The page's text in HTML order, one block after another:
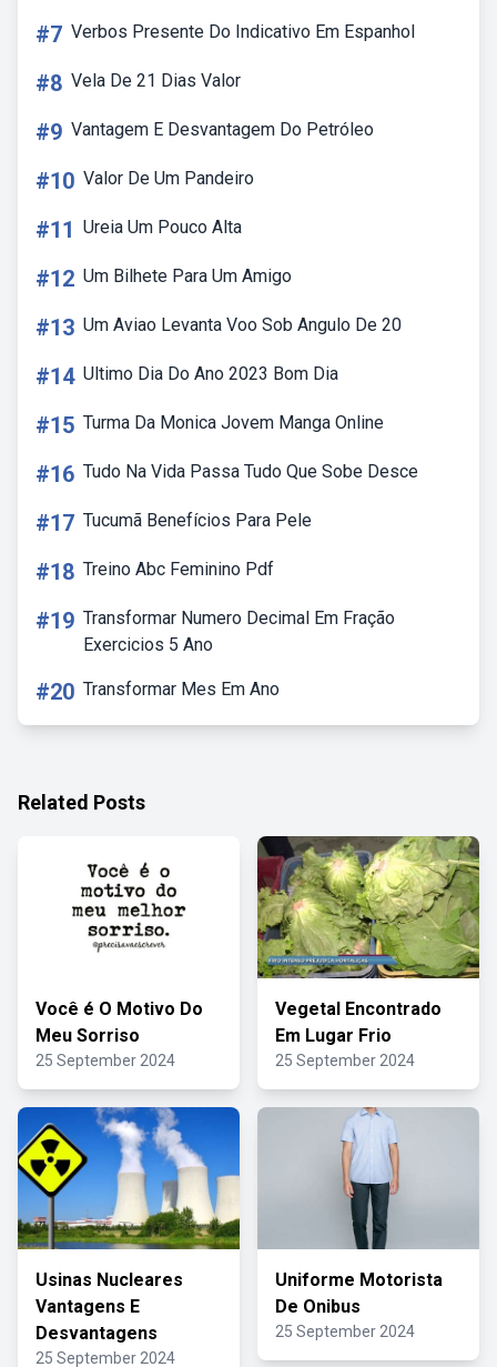
#7 Verbos Presente Do Indicativo Em Espanhol
#8 Vela De 21 Dias Valor
#9 Vantagem E Desvantagem Do Petróleo
#10 Valor De Um Pandeiro
#11 Ureia Um Pouco Alta
#12 Um Bilhete Para Um Amigo
#13 Um Aviao Levanta Voo Sob Angulo De 20
#14 Ultimo Dia Do Ano 2023 Bom Dia
#15 Turma Da Monica Jovem Manga Online
#16 Tudo Na Vida Passa Tudo Que Sobe Desce
#17 Tucumã Benefícios Para Pele
#18 Treino Abc Feminino Pdf
#19 Transformar Numero Decimal Em Fração
Exercicios 5 Ano
#20 Transformar Mes Em Ano
Related Posts
Você é O Motivo Do
Meu Sorriso
25 September 2024
Vegetal Encontrado
Em Lugar Frio
25 September 2024
Usinas Nucleares
Vantagens E
Desvantagens
25 September 2024
Uniforme Motorista
De Onibus
25 September 2024